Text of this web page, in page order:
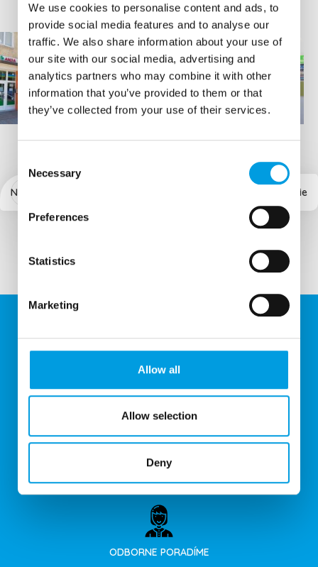
We use cookies to personalise content and ads, to
provide social media features and to analyse our
traffic. We also share information about your use of
our site with our social media, advertising and
analytics partners who may combine it with other
information that you’ve provided to them or that
they’ve collected from your use of their services.
Selection
Necessary
Preferences
Statistics
Marketing
Allow all
Allow selection
Deny
Novšie Staršie
Poskytujeme zľavy z doplatkov na receptové lieky až do
výšky 50%.
ODBORNE PORADÍME